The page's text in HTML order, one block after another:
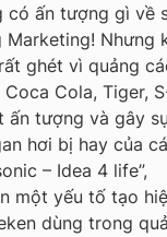
có ấn tượng gì về
Nhưng
ghét vì quảng
Cola, Tiger,
ấn tượng và gây
hơi bị hay của
– Idea 4 life”,
một yếu tố tạo
dùng trong